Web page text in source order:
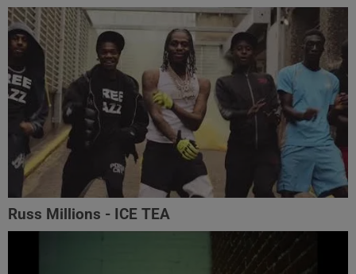
Russ Millions - ICE TEA